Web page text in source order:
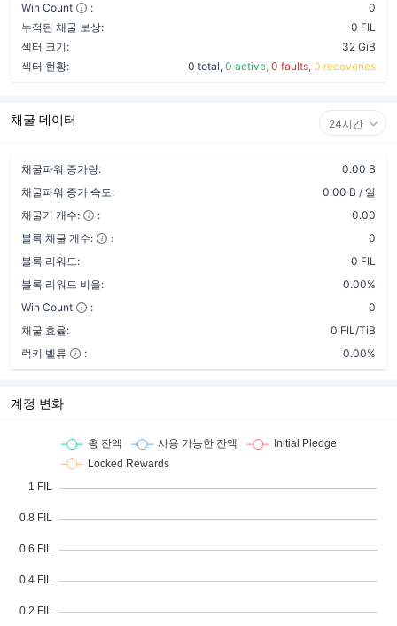
Win Count
:
0
누적된 채굴 보상:
0 FIL
섹터 크기:
32 GiB
섹터 현황:
0 total, 0 active, 0 faults, 0 recoveries
채굴 데이터 24시간
채굴파워 증가량:
0.00 B
채굴파워 증가 속도:
0.00 B / 일
채굴기 개수:
:
0.00
블록 채굴 개수:
:
0
블록 리워드:
0 FIL
블록 리워드 비율:
0.00%
Win Count
:
0
채굴 효율:
0 FIL/TiB
럭키 벨류
: 0.00%
계정 변화